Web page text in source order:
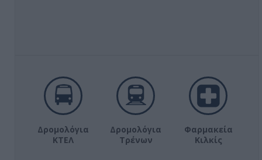
Δρομολόγια
ΚΤΕΛ
Δρομολόγια
Τρένων
Φαρμακεία
Κιλκίς